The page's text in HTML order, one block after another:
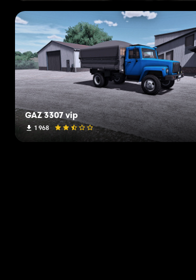
GAZ 3307 vip
1 968